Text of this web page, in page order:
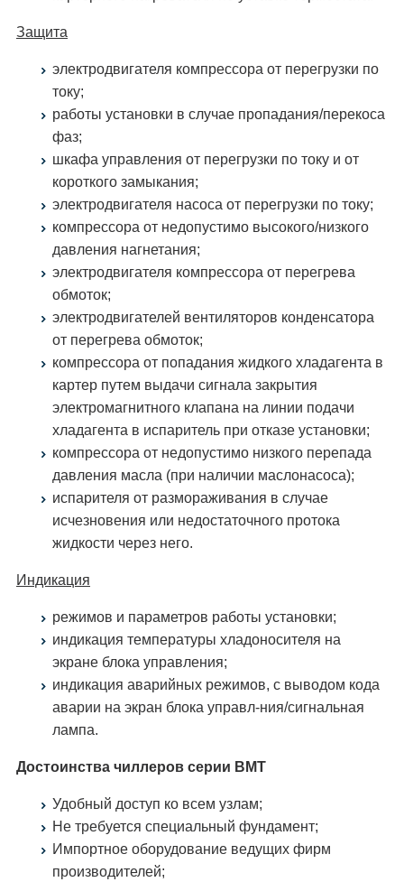
Защита
электродвигателя компрессора от перегрузки по
току;
работы установки в случае пропадания/перекоса
фаз;
шкафа управления от перегрузки по току и от
короткого замыкания;
электродвигателя насоса от перегрузки по току;
компрессора от недопустимо высокого/низкого
давления нагнетания;
электродвигателя компрессора от перегрева
обмоток;
электродвигателей вентиляторов конденсатора
от перегрева обмоток;
компрессора от попадания жидкого хладагента в
картер путем выдачи сигнала закрытия
электромагнитного клапана на линии подачи
хладагента в испаритель при отказе установки;
компрессора от недопустимо низкого перепада
давления масла (при наличии маслонасоса);
испарителя от размораживания в случае
исчезновения или недостаточного протока
жидкости через него.
Индикация
режимов и параметров работы установки;
индикация температуры хладоносителя на
экране блока управления;
индикация аварийных режимов, с выводом кода
аварии на экран блока управл-ния/сигнальная
лампа.
Достоинства чиллеров серии ВМТ
Удобный доступ ко всем узлам;
Не требуется специальный фундамент;
Импортное оборудование ведущих фирм
производителей;